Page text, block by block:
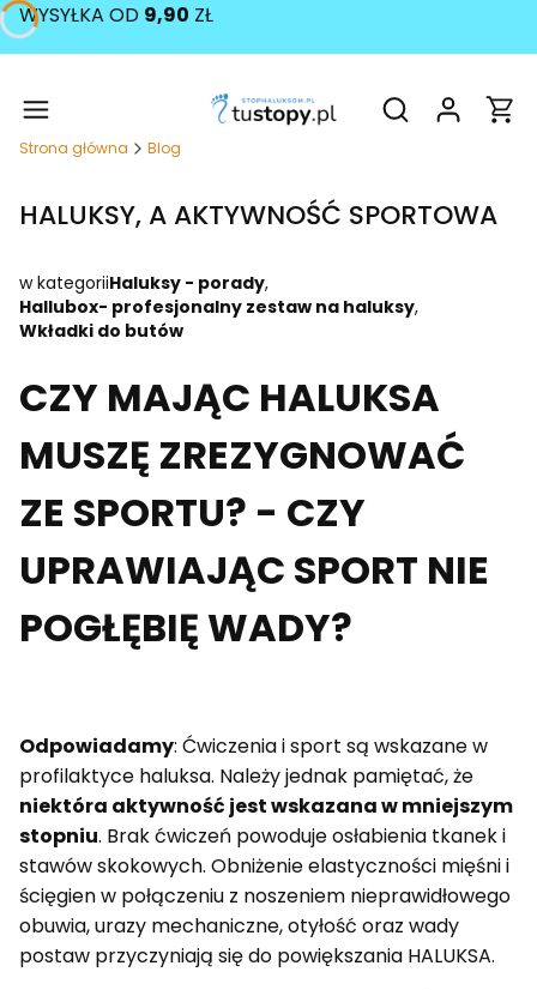
WYSYŁKA OD 9,90 ZŁ
Otwórz
Strona główna Blog
HALUKSY, A AKTYWNOŚĆ SPORTOWA
w kategoriiHaluksy - porady,
Hallubox- profesjonalny zestaw na haluksy,
Wkładki do butów
CZY MAJĄC HALUKSA
MUSZĘ ZREZYGNOWAĆ
ZE SPORTU? - CZY
UPRAWIAJĄC SPORT NIE
POGŁĘBIĘ WADY?
Odpowiadamy: Ćwiczenia i sport są wskazane w
profilaktyce haluksa. Należy jednak pamiętać, że
niektóra aktywność jest wskazana w mniejszym
stopniu. Brak ćwiczeń powoduje osłabienia tkanek i
stawów skokowych. Obniżenie elastyczności mięśni i
ścięgien w połączeniu z noszeniem nieprawidłowego
obuwia, urazy mechaniczne, otyłość oraz wady
postaw przyczyniają się do powiększania HALUKSA.